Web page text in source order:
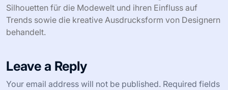
Silhouetten für die Modewelt und ihren Einfluss auf
Trends sowie die kreative Ausdrucksform von Designern
behandelt.
Leave a Reply
Your email address will not be published. Required fields